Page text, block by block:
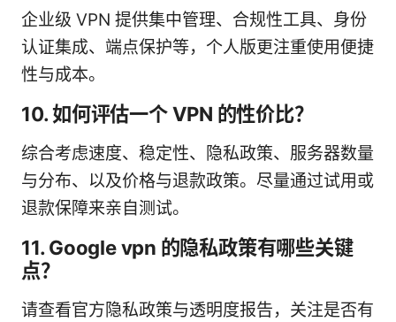
企业级 VPN 提供集中管理、合规性工具、身份
认证集成、端点保护等，个人版更注重使用便捷
性与成本。
10. 如何评估一个 VPN 的性价比？
综合考虑速度、稳定性、隐私政策、服务器数量
与分布、以及价格与退款政策。尽量通过试用或
退款保障来亲自测试。
11. Google vpn 的隐私政策有哪些关键
点？
请查看官方隐私政策与透明度报告，关注是否有